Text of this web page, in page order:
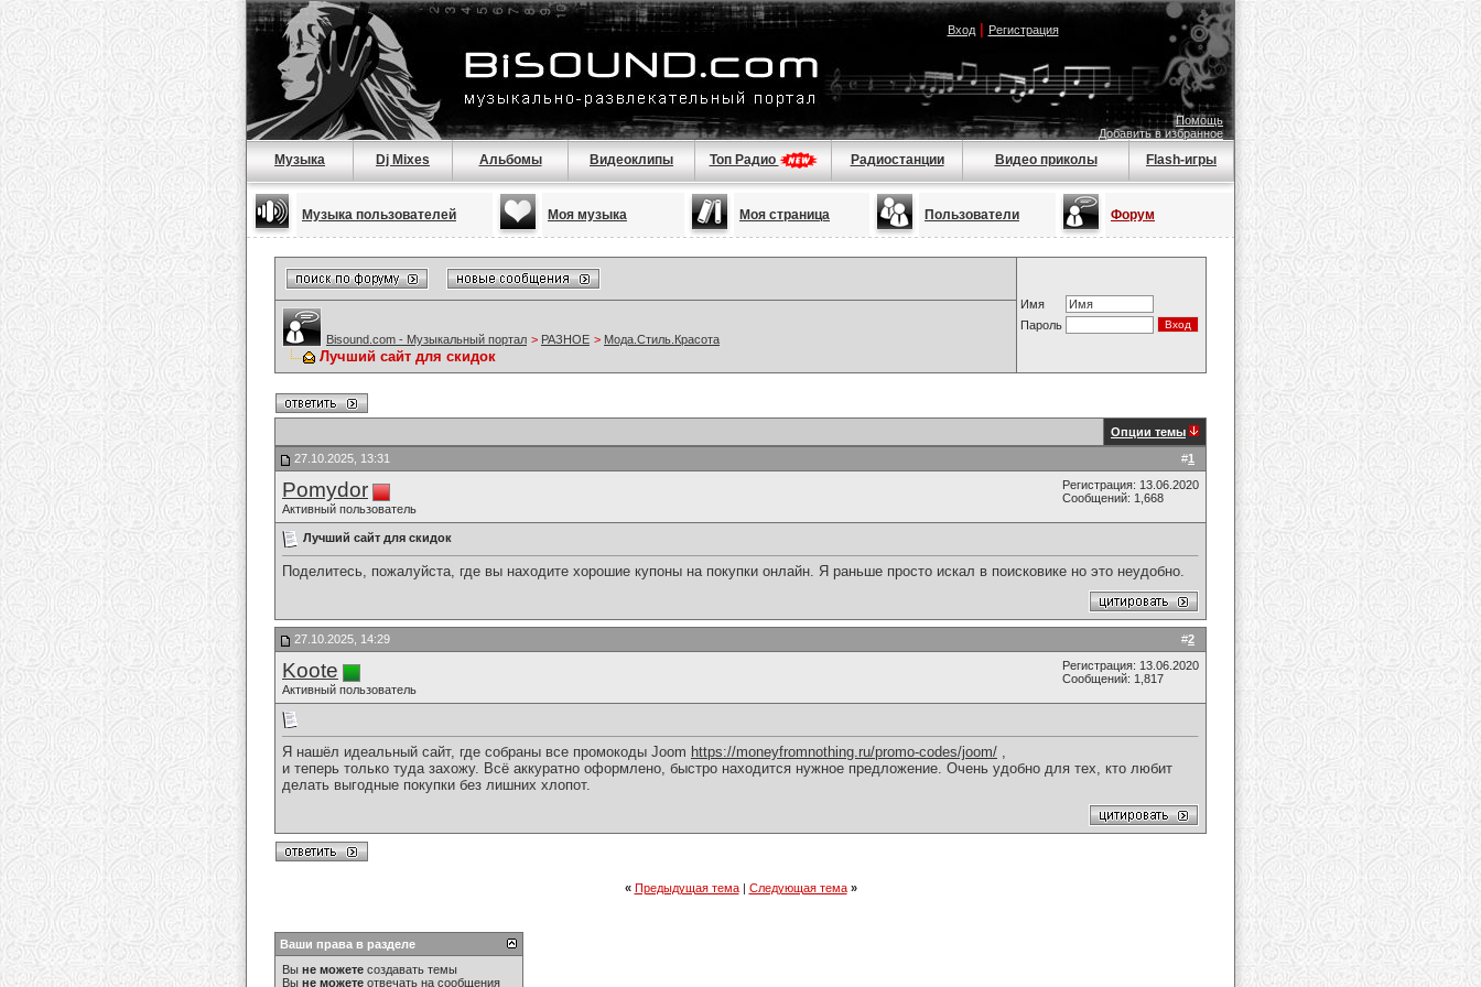
Вход| Регистрация
Помощь
Добавить в избранное
Музыка Dj Mixes Альбомы Видеоклипы Топ Радио Радиостанции Видео приколы Flash-игры
Музыка пользователей Моя музыка Моя страница Пользователи Форум
Имя
Пароль
Bisound.com - Музыкальный портал > РАЗНОЕ > Мода.Стиль.Красота
Лучший сайт для скидок
Опции темы
#1
27.10.2025, 13:31
Pomydor
Активный пользователь
Регистрация: 13.06.2020
Сообщений: 1,668
Лучший сайт для скидок
Поделитесь, пожалуйста, где вы находите хорошие купоны на покупки онлайн. Я раньше просто искал в поисковике но это неудобно.
#2
27.10.2025, 14:29
Koote
Активный пользователь
Регистрация: 13.06.2020
Сообщений: 1,817
Я нашёл идеальный сайт, где собраны все промокоды Joom https://moneyfromnothing.ru/promo-codes/joom/ ,
и теперь только туда захожу. Всё аккуратно оформлено, быстро находится нужное предложение. Очень удобно для тех, кто любит
делать выгодные покупки без лишних хлопот.
« Предыдущая тема| Следующая тема »
Ваши права в разделе
Вы не можете создавать темы
Вы не можете отвечать на сообщения